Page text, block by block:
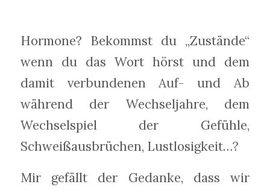
Hormone? Bekommst du „Zustände“
wenn du das Wort hörst und dem
damit verbundenen Auf- und Ab
während der Wechseljahre, dem
Wechselspiel der Gefühle,
Schweißausbrüchen, Lustlosigkeit…?
Mir gefällt der Gedanke, dass wir